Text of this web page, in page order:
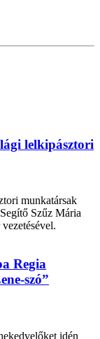
lelkipásztori
munkatársak
Szűz Mária
Regia
szó”
idén